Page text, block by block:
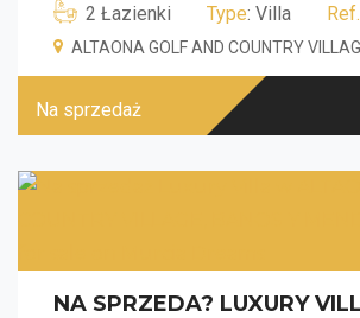
2 Łazienki
Type: Villa Ref.
ALTAONA GOLF AND COUNTRY
Na sprzedaż
NA SPRZEDA? LUXURY